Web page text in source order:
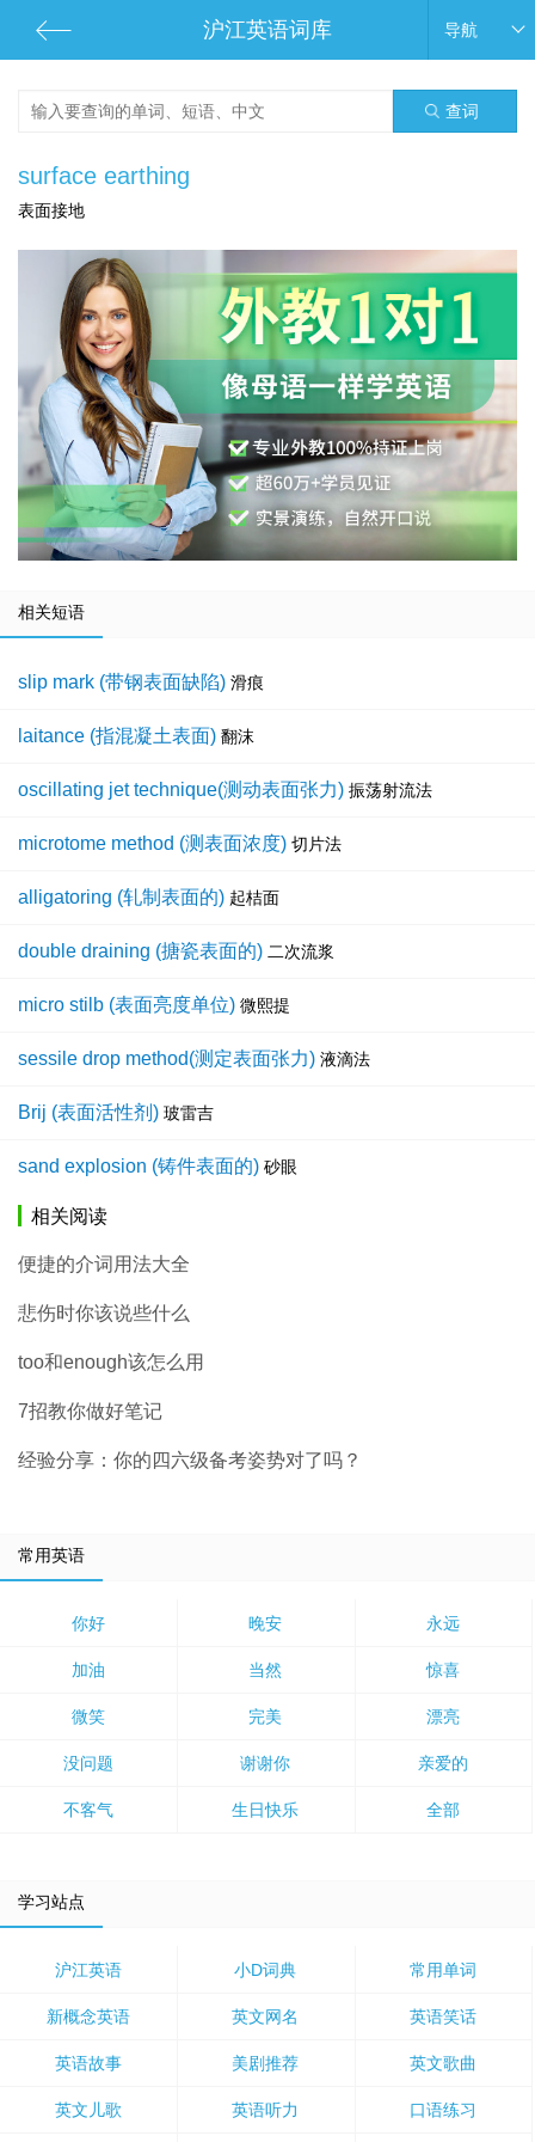
沪江英语词库 导航
查词
surface earthing
表面接地
相关短语
slip mark (带钢表面缺陷) 滑痕
laitance (指混凝土表面) 翻沫
oscillating jet technique(测动表面张力) 振荡射流法
microtome method (测表面浓度) 切片法
alligatoring (轧制表面的) 起桔面
double draining (搪瓷表面的) 二次流浆
micro stilb (表面亮度单位) 微熙提
sessile drop method(测定表面张力) 液滴法
Brij (表面活性剂) 玻雷吉
sand explosion (铸件表面的) 砂眼
相关阅读
便捷的介词用法大全
悲伤时你该说些什么
too和enough该怎么用
7招教你做好笔记
经验分享：你的四六级备考姿势对了吗？
常用英语
你好 晚安 永远
加油 当然 惊喜
微笑 完美 漂亮
没问题 谢谢你 亲爱的
不客气 生日快乐 全部
学习站点
沪江英语 小D词典 常用单词
新概念英语 英文网名 英语笑话
英语故事 美剧推荐 英文歌曲
英文儿歌 英语听力 口语练习